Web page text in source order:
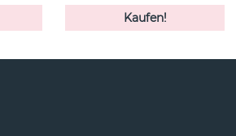
Kaufen!